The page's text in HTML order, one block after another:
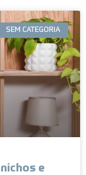
SEM CATEGORIA
e